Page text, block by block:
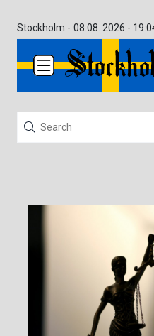
Stockholm - 08.08. 2026 -